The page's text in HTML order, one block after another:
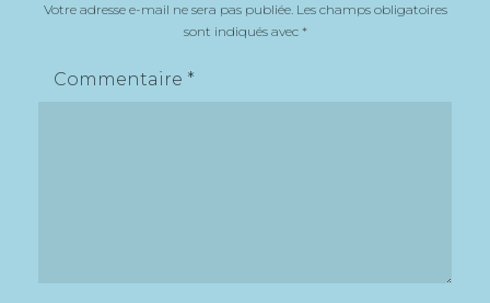
Votre adresse e-mail ne sera pas publiée. Les champs obligatoires
sont indiqués avec *
Commentaire *